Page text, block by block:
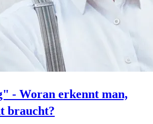
- Woran erkennt man,
braucht?